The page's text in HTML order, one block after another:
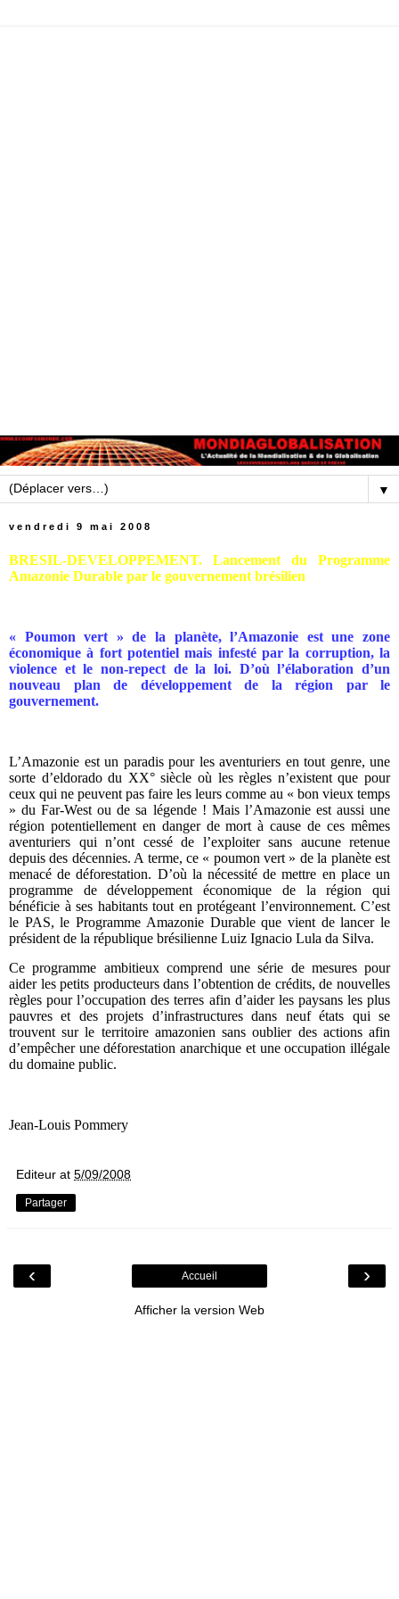
▼
vendredi 9 mai 2008
BRESIL-DEVELOPPEMENT. Lancement du Programme
Amazonie Durable par le gouvernement brésilien
« Poumon vert » de la planète, l’Amazonie est une zone
économique à fort potentiel mais infesté par la corruption, la
violence et le non-repect de la loi. D’où l’élaboration d’un
nouveau plan de développement de la région par le
gouvernement.
L’Amazonie est un paradis pour les aventuriers en tout genre, une
sorte d’eldorado du XX° siècle où les règles n’existent que pour
ceux qui ne peuvent pas faire les leurs comme au « bon vieux temps
» du Far-West ou de sa légende ! Mais l’Amazonie est aussi une
région potentiellement en danger de mort à cause de ces mêmes
aventuriers qui n’ont cessé de l’exploiter sans aucune retenue
depuis des décennies. A terme, ce « poumon vert » de la planète est
menacé de déforestation. D’où la nécessité de mettre en place un
programme de développement économique de la région qui
bénéficie à ses habitants tout en protégeant l’environnement. C’est
le PAS, le Programme Amazonie Durable que vient de lancer le
président de la république brésilienne Luiz Ignacio Lula da Silva.
Ce programme ambitieux comprend une série de mesures pour
aider les petits producteurs dans l’obtention de crédits, de nouvelles
règles pour l’occupation des terres afin d’aider les paysans les plus
pauvres et des projets d’infrastructures dans neuf états qui se
trouvent sur le territoire amazonien sans oublier des actions afin
d’empêcher une déforestation anarchique et une occupation illégale
du domaine public.
Jean-Louis Pommery
Editeur at 5/09/2008
Partager
‹ ›
Accueil
Afficher la version Web